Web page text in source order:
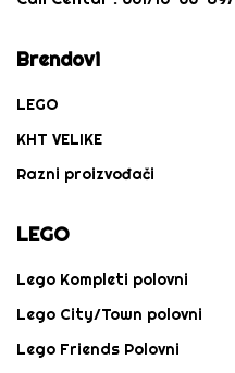
Brendovi
LEGO
KHT VELIKE
Razni proizvođači
LEGO
Lego Kompleti polovni
Lego City/Town polovni
Lego Friends Polovni